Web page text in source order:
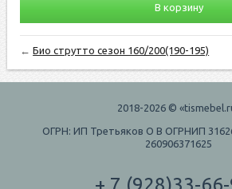
В корзину
←Био струтто сезон 160/200(190-195)
2018-2026 ©
ОГРН: ИП Третьяков О В ОГРНИП
260906371625
+ 7 (928)33-